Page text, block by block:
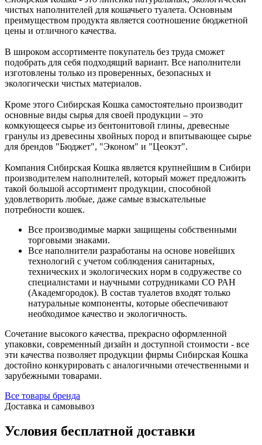
чистых наполнителей для кошачьего туалета. Основным
преимуществом продукта является соотношение бюджетной
цены и отличного качества.
В широком ассортименте покупатель без труда сможет
подобрать для себя подходящий вариант. Все наполнители
изготовлены только из проверенных, безопасных и
экологически чистых материалов.
Кроме этого Сибирская Кошка самостоятельно производит
основные виды сырья для своей продукции – это
комкующееся сырье из бентонитовой глины, древесные
гранулы из древесины хвойных пород и впитывающее сырье
для брендов "Бюджет", "Эконом" и "Цеокэт".
Компания Сибирская Кошка является крупнейшим в Сибири
производителем наполнителей, который может предложить
такой большой ассортимент продукции, способной
удовлетворить любые, даже самые взыскательные
потребности кошек.
Все производимые марки защищены собственными
торговыми знаками.
Все наполнители разработаны на основе новейших
технологий с учетом соблюдения санитарных,
технических и экологических норм в содружестве со
специалистами и научными сотрудниками СО РАН
(Академгородок). В состав туалетов входят только
натуральные компоненты, которые обеспечивают
необходимое качество и экологичность.
Сочетание высокого качества, прекрасно оформленной
упаковки, современный дизайн и доступной стоимости - все
эти качества позволяет продукции фирмы Сибирская Кошка
достойно конкурировать с аналогичными отечественными и
зарубежными товарами.
Все товары бренда
Доставка и самовывоз
Условия бесплатной доставки